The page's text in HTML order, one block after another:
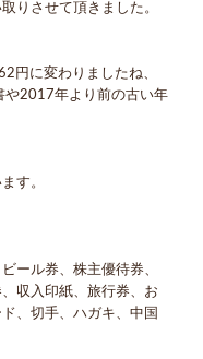
りさせて頂きました。
円に変わりましたね、
や2017年より前の古い年
す。
ール券、株主優待券、
収入印紙、旅行券、お
、切手、ハガキ、中国